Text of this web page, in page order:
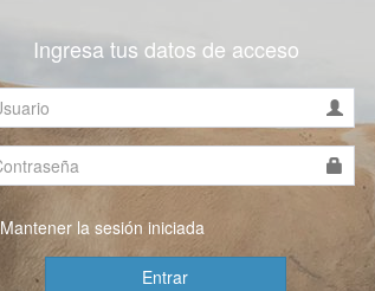
Ingresa tus datos de acceso
Mantener la sesión iniciada
Entrar